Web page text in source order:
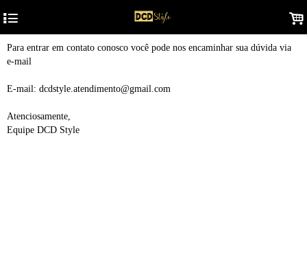
4 .
Para entrar em contato conosco você pode nos encaminhar sua dúvida via
e-mail
E-mail: dcdstyle.atendimento@gmail.com
Atenciosamente,
Equipe DCD Style